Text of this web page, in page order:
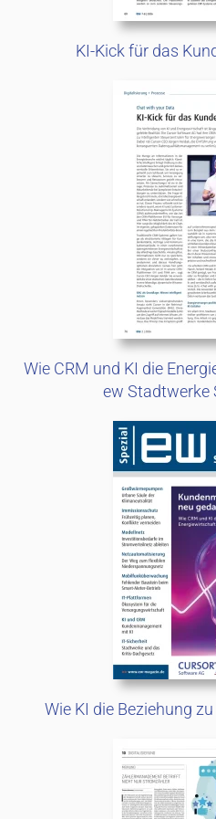
KI-Kick für das
Wie CRM und KI die
ew Stadtwerke
Wie KI die Beziehung